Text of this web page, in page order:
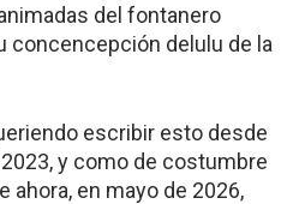
del fontanero
concencepción delulu de la
escribir esto desde
y como de costumbre
ahora, en mayo de 2026,